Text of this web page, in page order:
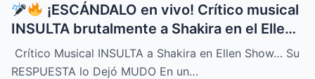
¡ESCÁNDALO en vivo! Crítico musical
INSULTA brutalmente a Shakira en el Ellen
Show, pero la respuesta de la cantante fue
tan contundente y brillante que dejó al
Crítico Musical INSULTA a Shakira en Ellen Show… Su
RESPUESTA lo Dejó MUDO En un…